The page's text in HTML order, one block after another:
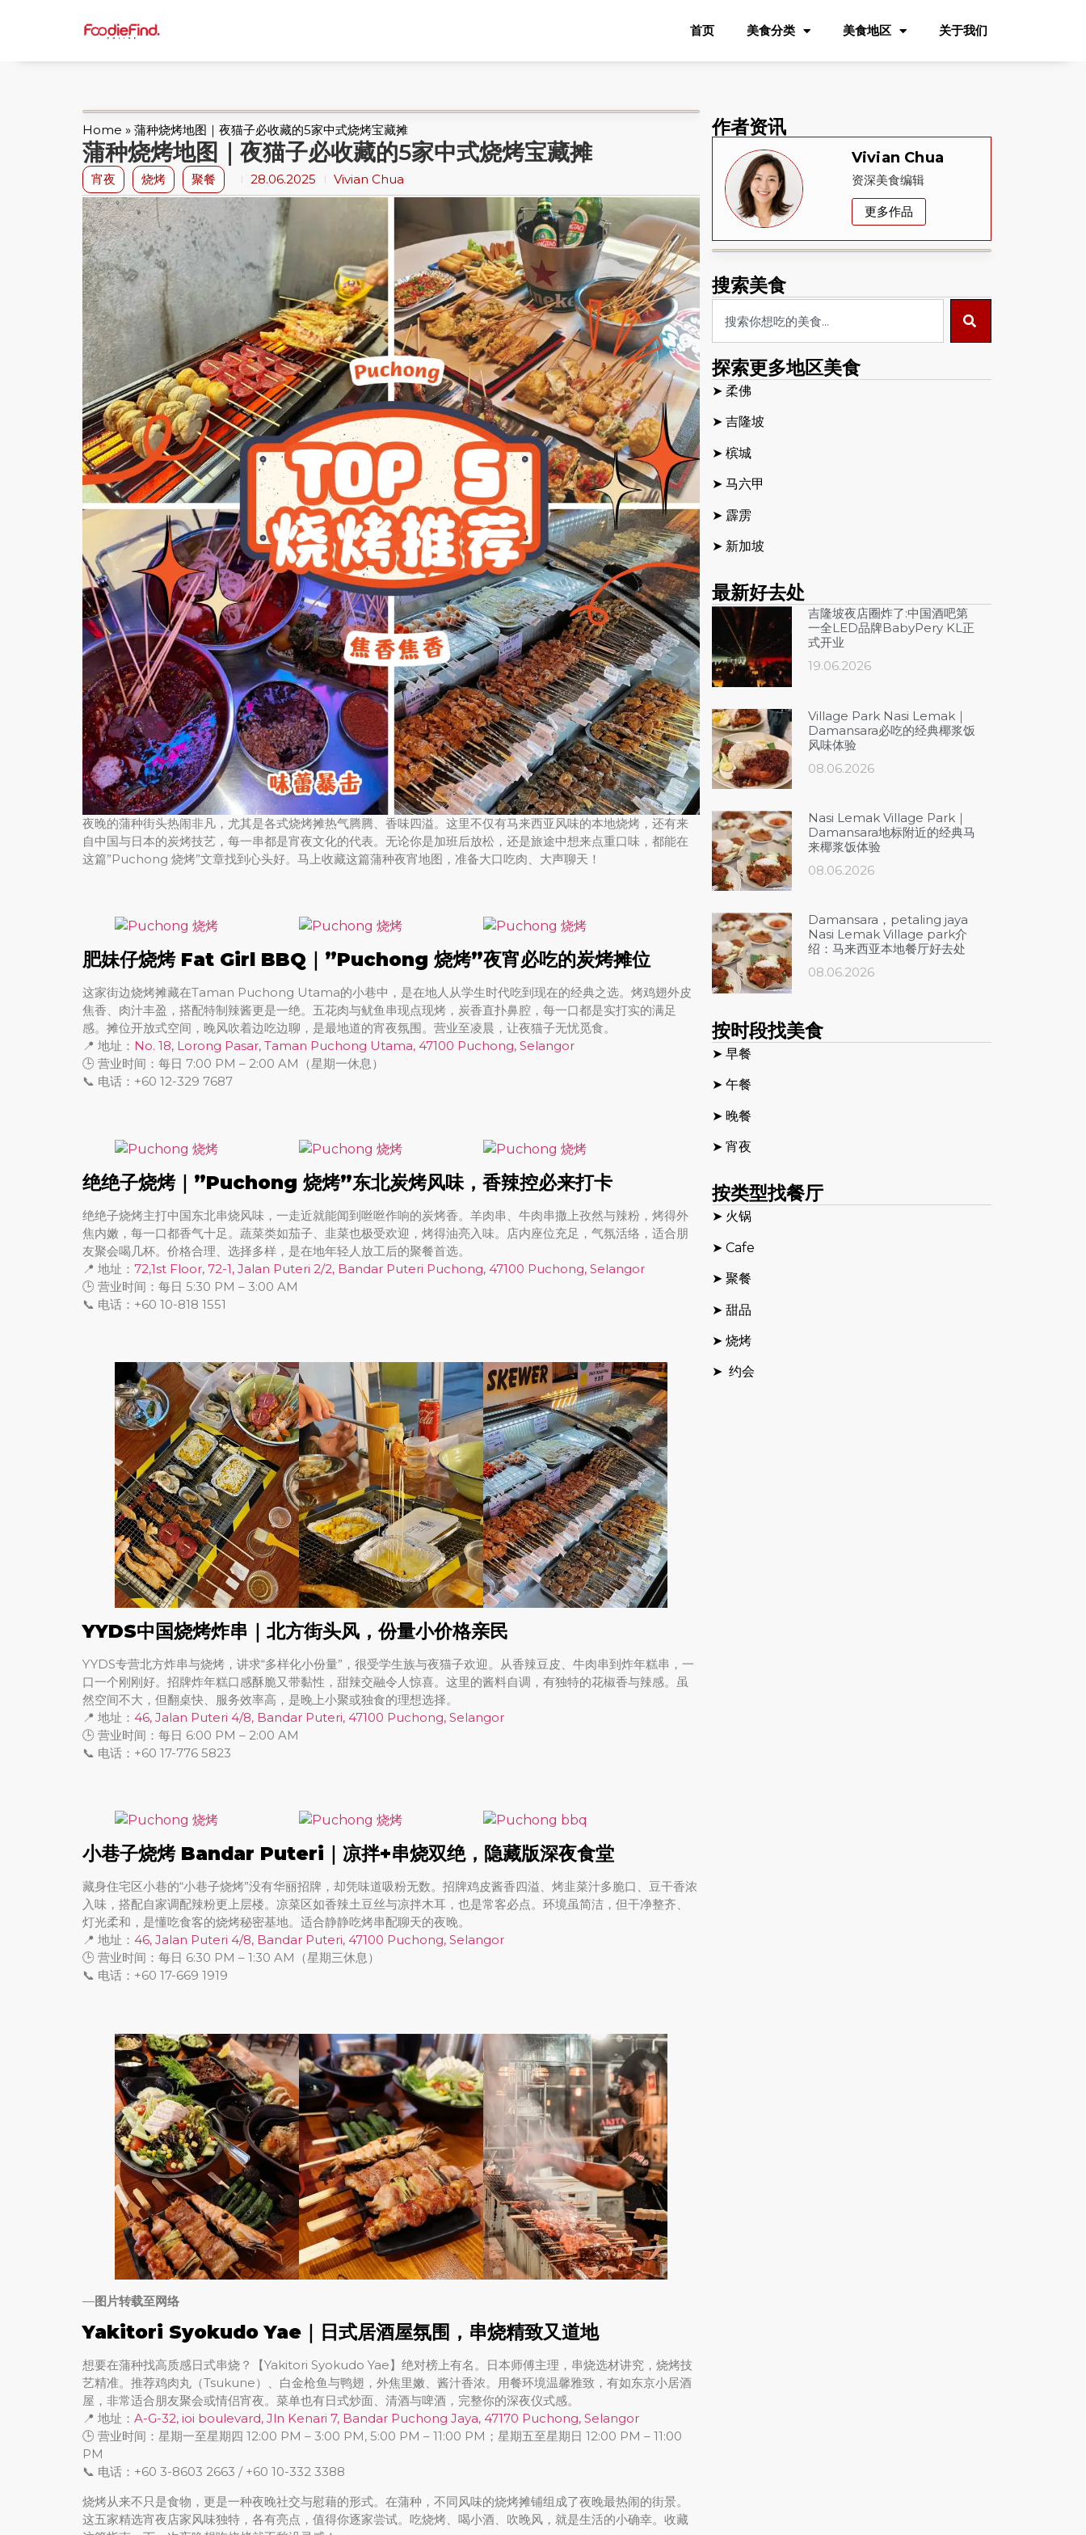
首页 美食分类 美食地区 关于我们
Home » 蒲种烧烤地图｜夜猫子必收藏的5家中式烧烤宝藏摊
蒲种烧烤地图｜夜猫子必收藏的5家中式烧烤宝藏摊
宵夜 烧烤 聚餐 28.06.2025 Vivian Chua
夜晚的蒲种街头热闹非凡，尤其是各式烧烤摊热气腾腾、香味四溢。这里不仅有马来西亚风味的本地烧烤，还有来
自中国与日本的炭烤技艺，每一串都是宵夜文化的代表。无论你是加班后放松，还是旅途中想来点重口味，都能在
这篇”Puchong 烧烤”文章找到心头好。马上收藏这篇蒲种夜宵地图，准备大口吃肉、大声聊天！
肥妹仔烧烤 Fat Girl BBQ｜”Puchong 烧烤”夜宵必吃的炭烤摊位
这家街边烧烤摊藏在Taman Puchong Utama的小巷中，是在地人从学生时代吃到现在的经典之选。烤鸡翅外皮
焦香、肉汁丰盈，搭配特制辣酱更是一绝。五花肉与鱿鱼串现点现烤，炭香直扑鼻腔，每一口都是实打实的满足
感。摊位开放式空间，晚风吹着边吃边聊，是最地道的宵夜氛围。营业至凌晨，让夜猫子无忧觅食。
📍 地址： No. 18, Lorong Pasar, Taman Puchong Utama, 47100 Puchong, Selangor
🕒 营业时间：每日 7:00 PM – 2:00 AM（星期一休息）
📞 电话：+60 12-329 7687
绝绝子烧烤｜”Puchong 烧烤”东北炭烤风味，香辣控必来打卡
绝绝子烧烤主打中国东北串烧风味，一走近就能闻到咝咝作响的炭烤香。羊肉串、牛肉串撒上孜然与辣粉，烤得外
焦内嫩，每一口都香气十足。蔬菜类如茄子、韭菜也极受欢迎，烤得油亮入味。店内座位充足，气氛活络，适合朋
友聚会喝几杯。价格合理、选择多样，是在地年轻人放工后的聚餐首选。
📍 地址： 72,1st Floor, 72-1, Jalan Puteri 2/2, Bandar Puteri Puchong, 47100 Puchong, Selangor
🕒 营业时间：每日 5:30 PM – 3:00 AM
📞 电话：+60 10-818 1551
YYDS中国烧烤炸串｜北方街头风，份量小价格亲民
YYDS专营北方炸串与烧烤，讲求“多样化小份量”，很受学生族与夜猫子欢迎。从香辣豆皮、牛肉串到炸年糕串，一
口一个刚刚好。招牌炸年糕口感酥脆又带黏性，甜辣交融令人惊喜。这里的酱料自调，有独特的花椒香与辣感。虽
然空间不大，但翻桌快、服务效率高，是晚上小聚或独食的理想选择。
📍 地址： 46, Jalan Puteri 4/8, Bandar Puteri, 47100 Puchong, Selangor
🕒 营业时间：每日 6:00 PM – 2:00 AM
📞 电话：+60 17-776 5823
小巷子烧烤 Bandar Puteri｜凉拌+串烧双绝，隐藏版深夜食堂
藏身住宅区小巷的“小巷子烧烤”没有华丽招牌，却凭味道吸粉无数。招牌鸡皮酱香四溢、烤韭菜汁多脆口、豆干香浓
入味，搭配自家调配辣粉更上层楼。凉菜区如香辣土豆丝与凉拌木耳，也是常客必点。环境虽简洁，但干净整齐、
灯光柔和，是懂吃食客的烧烤秘密基地。适合静静吃烤串配聊天的夜晚。
📍 地址： 46, Jalan Puteri 4/8, Bandar Puteri, 47100 Puchong, Selangor
🕒 营业时间：每日 6:30 PM – 1:30 AM（星期三休息）
📞 电话：+60 17-669 1919
—图片转载至网络
Yakitori Syokudo Yae｜日式居酒屋氛围，串烧精致又道地
想要在蒲种找高质感日式串烧？【Yakitori Syokudo Yae】绝对榜上有名。日本师傅主理，串烧选材讲究，烧烤技
艺精准。推荐鸡肉丸（Tsukune）、白金枪鱼与鸭翅，外焦里嫩、酱汁香浓。用餐环境温馨雅致，有如东京小居酒
屋，非常适合朋友聚会或情侣宵夜。菜单也有日式炒面、清酒与啤酒，完整你的深夜仪式感。
📍 地址： A-G-32, ioi boulevard, Jln Kenari 7, Bandar Puchong Jaya, 47170 Puchong, Selangor
🕒 营业时间：星期一至星期四 12:00 PM – 3:00 PM, 5:00 PM – 11:00 PM；星期五至星期日 12:00 PM – 11:00
PM
📞 电话：+60 3-8603 2663 / +60 10-332 3388
烧烤从来不只是食物，更是一种夜晚社交与慰藉的形式。在蒲种，不同风味的烧烤摊铺组成了夜晚最热闹的街景。
这五家精选宵夜店家风味独特，各有亮点，值得你逐家尝试。吃烧烤、喝小酒、吹晚风，就是生活的小确幸。收藏
作者资讯
Vivian Chua
资深美食编辑
更多作品
搜索美食
探索更多地区美食
最新好去处
吉隆坡夜店圈炸了:中国酒吧第
一全LED品牌BabyPery KL正
式开业
19.06.2026
Village Park Nasi Lemak｜
Damansara必吃的经典椰浆饭
风味体验
08.06.2026
Nasi Lemak Village Park｜
Damansara地标附近的经典马
来椰浆饭体验
08.06.2026
Damansara，petaling jaya
Nasi Lemak Village park介
绍：马来西亚本地餐厅好去处
08.06.2026
按时段找美食
➤ 早餐
➤ 午餐
➤ 晚餐
➤ 宵夜
按类型找餐厅
➤ 柔佛
➤ 吉隆坡
➤ 槟城
➤ 马六甲
➤ 霹雳
➤ 新加坡
➤ 火锅
➤ Cafe
➤ 聚餐
➤ 甜品
➤ 烧烤
➤ 约会